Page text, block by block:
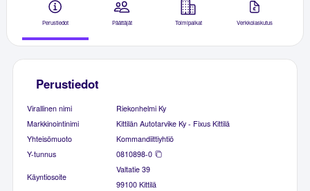
Perustiedot Päättäjät Toimipaikat Verkkolaskutus
Perustiedot
Virallinen nimi
Riekonhelmi Ky
Markkinointinimi
Kittilän Autotarvike Ky - Fixus Kittilä
Yhteisömuoto
Kommandiittiyhtiö
Y-tunnus
0810898-0
Käyntiosoite
Valtatie 39
99100 Kittilä